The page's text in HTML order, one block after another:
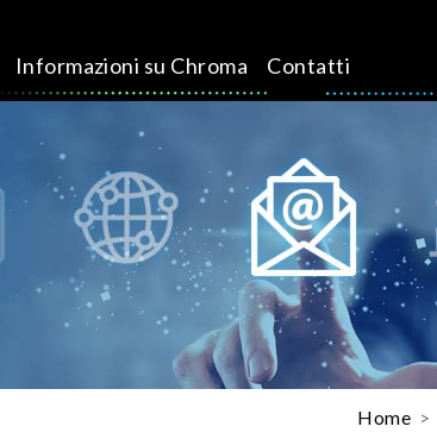
Informazioni su Chroma Contatti
Home